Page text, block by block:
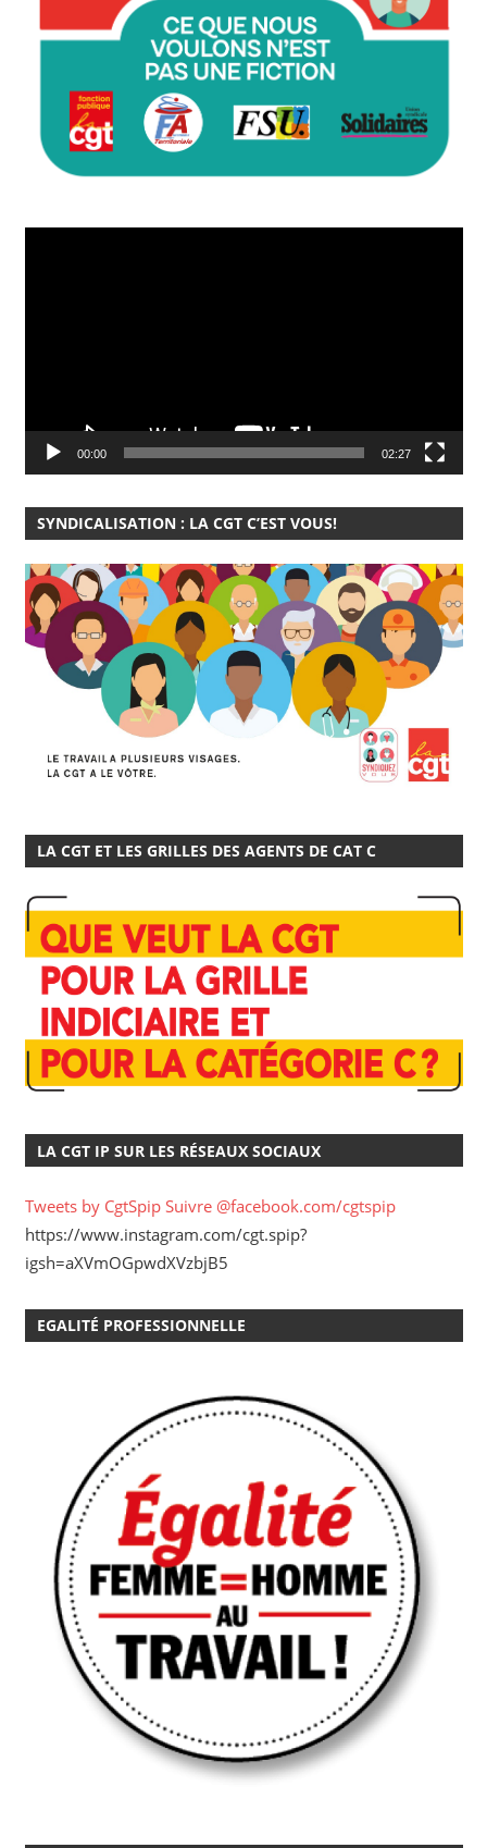
00:00 02:27
SYNDICALISATION : LA CGT C’EST VOUS!
LA CGT ET LES GRILLES DES AGENTS DE CAT C
LA CGT IP SUR LES RÉSEAUX SOCIAUX
Tweets by CgtSpip Suivre @facebook.com/cgtspip
https://www.instagram.com/cgt.spip?
igsh=aXVmOGpwdXVzbjB5
EGALITÉ PROFESSIONNELLE